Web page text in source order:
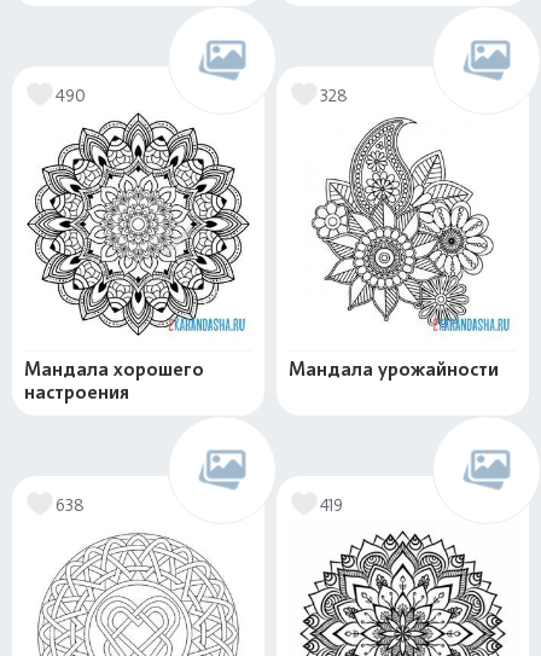
490
Мандала хорошего
настроения
328
Мандала урожайности
638 419